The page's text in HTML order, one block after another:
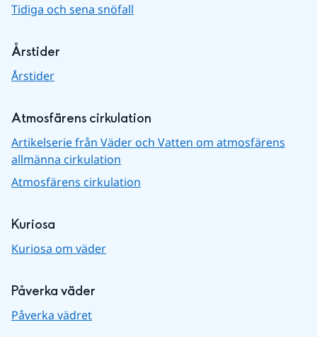
Tidiga och sena snöfall
Årstider
Årstider
Atmosfärens cirkulation
Artikelserie från Väder och Vatten om atmosfärens
allmänna cirkulation
Atmosfärens cirkulation
Kuriosa
Kuriosa om väder
Påverka väder
Påverka vädret